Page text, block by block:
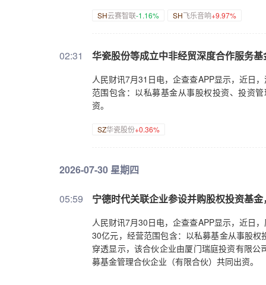
SH云赛智联-1.16% SH飞乐音响+9.97%
02:31 华瓷股份等成立中非经贸深度合作服务基
人民财讯7月31日电，企查查APP显示，近日
范围包含：以私募基金从事股权投资、投资
资。
SZ华瓷股份+0.36%
2026-07-30 星期四
05:59 宁德时代关联企业参设并购股权投资基
人民财讯7月30日电，企查查APP显示，近日
30亿元，经营范围包含：以私募基金从事股
穿透显示，该合伙企业由厦门瑞庭投资有限
募基金管理合伙企业（有限合伙）共同出资。